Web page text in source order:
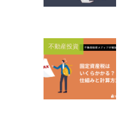
不動産投資